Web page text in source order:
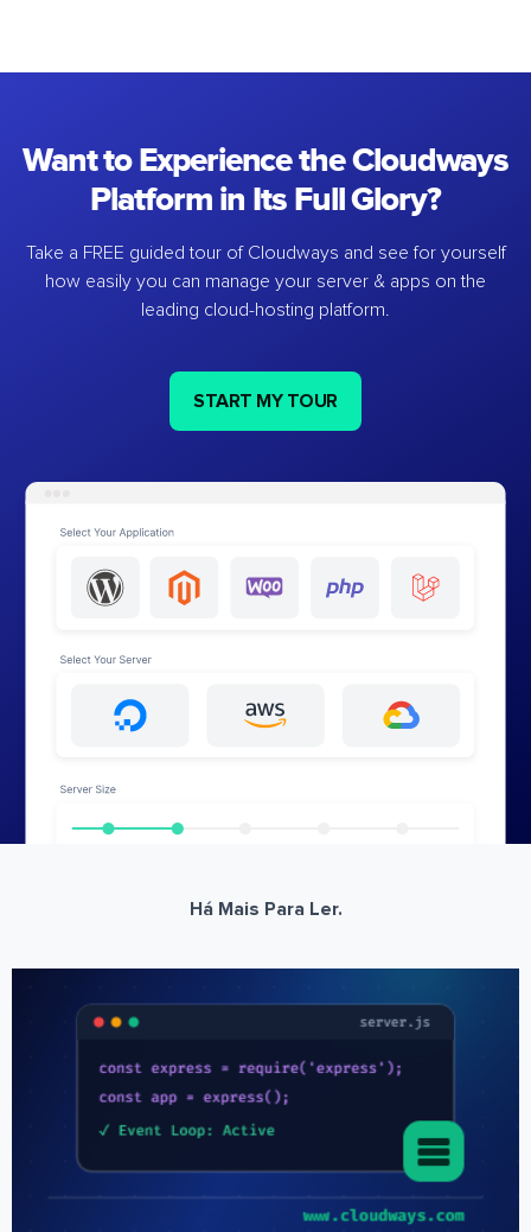
Want to Experience the Cloudways
Platform in Its Full Glory?
Take a FREE guided tour of Cloudways and see for yourself
how easily you can manage your server & apps on the
leading cloud-hosting platform.
START MY TOUR
Há Mais Para Ler.